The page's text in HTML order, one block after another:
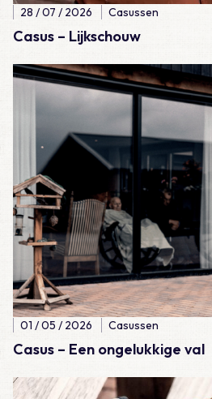
Casus – Lijkschouw
28 / 07 / 2026 Casussen
Casus – Een ongelukkige val
01 / 05 / 2026 Casussen
Lees meer over Casus – Een
Lees meer over Casus –